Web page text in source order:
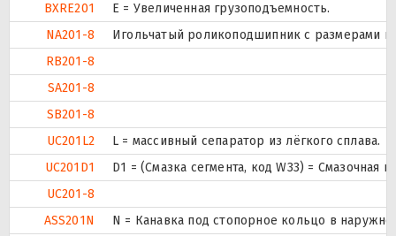
BXRE201
Е = Увеличенная грузоподъемность.
NA201-8
Игольчатый роликоподшипник с размерами
RB201-8
SA201-8
SB201-8
UC201L2
L = массивный сепаратор из лёгкого сплава.
UC201D1
D1 = (Смазка сегмента, код W33) =
UC201-8
ASS201N
N = Канавка под стопорное кольцо в